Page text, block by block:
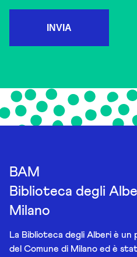
INVIA
BAM
Biblioteca degli
Milano
La Biblioteca degli Alberi è
del Comune di Milano ed è